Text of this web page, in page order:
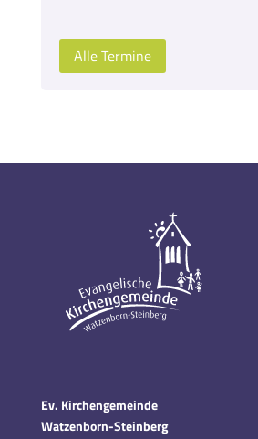
Alle Termine
Ev. Kirchengemeinde
Watzenborn-Steinberg